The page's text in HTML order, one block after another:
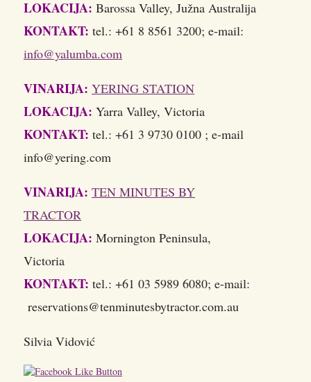
LOKACIJA: Barossa Valley, Južna Australija
KONTAKT: tel.: +61 8 8561 3200; e-mail:
info@yalumba.com
VINARIJA: YERING STATION
LOKACIJA: Yarra Valley, Victoria
KONTAKT: tel.: +61 3 9730 0100 ; e-mail
info@yering.com
VINARIJA: TEN MINUTES BY
TRACTOR
LOKACIJA: Mornington Peninsula,
KONTAKT: tel.: +61 03 5989 6080; e-mail:
reservations@tenminutesbytractor.com.au
Silvia Vidović